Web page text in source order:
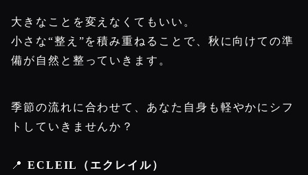
大きなことを変えなくてもいい。
小さな“整え”を積み重ねることで、秋に向けての準
備が自然と整っていきます。
季節の流れに合わせて、あなた自身も軽やかにシフ
トしていきませんか？
📍 ECLEIL（エクレイル）